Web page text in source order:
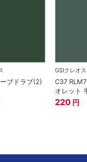
ブドラブ(2)
GSIクレオス
C37
オレット
220 円